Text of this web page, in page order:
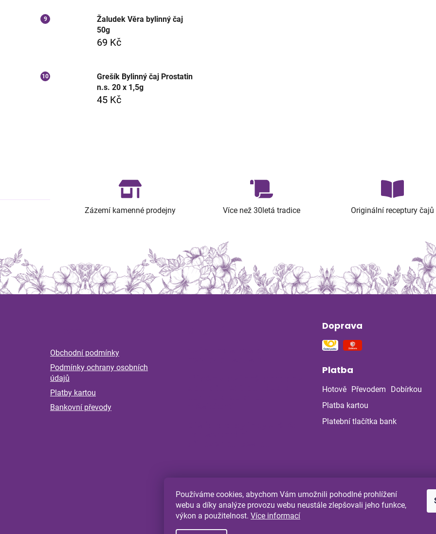
Používáme cookies, abychom Vám umožnili pohodlné prohlížení
webu a díky analýze provozu webu neustále zlepšovali jeho funkce,
výkon a použitelnost. Více informací
Žaludek Věra bylinný čaj
50g
69 Kč
Grešík Bylinný čaj Prostatin
n.s. 20 x 1,5g
45 Kč
Zázemí kamenné prodejny Více než 30letá tradice Originální receptury čajů
Obchodní podmínky
Podmínky ochrany osobních
údajů
Platby kartou
Bankovní převody
Doprava
Platba
Hotově Převodem
Dobírkou
Platba kartou
Platební tlačítka bank
Shoptet.cz Comgate.cz